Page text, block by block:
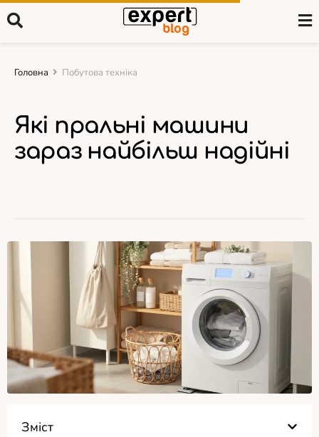
Головна Побутова техніка
Які пральні машини
зараз найбільш надійні
Зміст